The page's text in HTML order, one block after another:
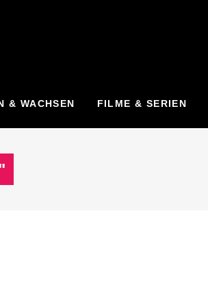
& WACHSEN FILME & SERIEN